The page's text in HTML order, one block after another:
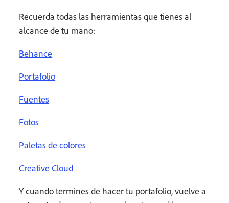
Recuerda todas las herramientas que tienes al
alcance de tu mano:
Behance
Portafolio
Fuentes
Fotos
Paletas de colores
Creative Cloud
Y cuando termines de hacer tu portafolio, vuelve a